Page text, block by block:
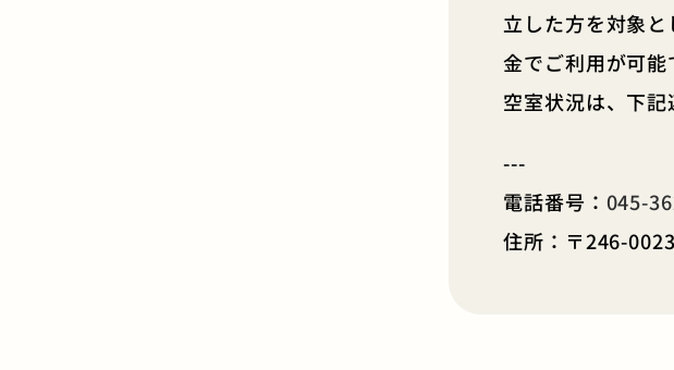
立した方を対象
金でご利用が可能
空室状況は、下記
---
電話番号： 045-
住所：〒246-